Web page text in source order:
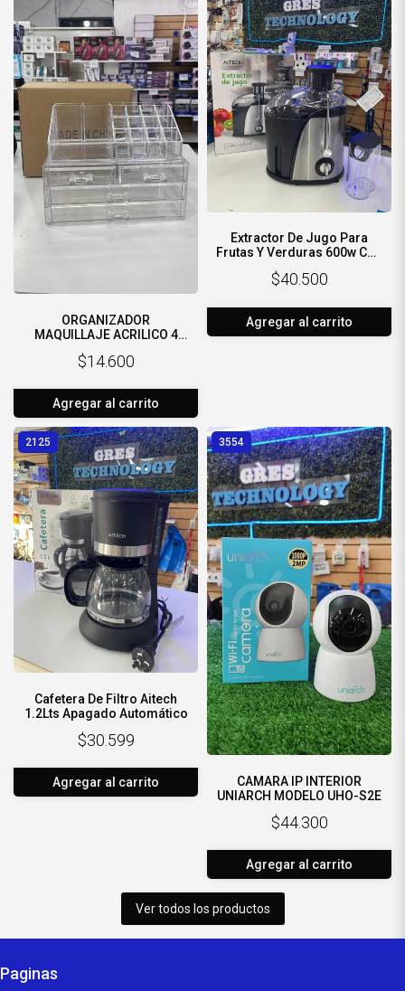
ORGANIZADOR
MAQUILLAJE ACRILICO 4
$14.600
Agregar al carrito
Extractor De Jugo Para
Frutas Y Verduras 600w Con
Pulpa 800ml
$40.500
Agregar al carrito
2125
Cafetera De Filtro Aitech
1.2Lts Apagado Automático
$30.599
Agregar al carrito
3554
CAMARA IP INTERIOR
UNIARCH MODELO UHO-S2E
$44.300
Agregar al carrito
Ver todos los productos
Paginas